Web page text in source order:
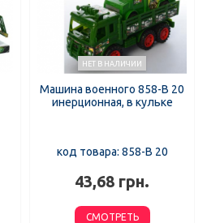
НЕТ В НАЛИЧИИ
Машина военного 858-B 20
инерционная, в кульке
код товара: 858-B 20
43,68 грн.
СМОТРЕТЬ